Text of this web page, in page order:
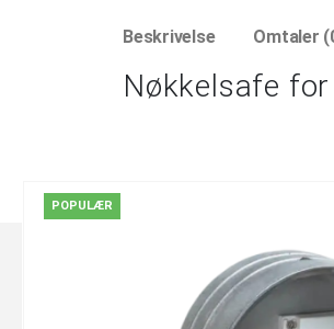
Beskrivelse Omtaler
Nøkkelsafe
POPULÆR